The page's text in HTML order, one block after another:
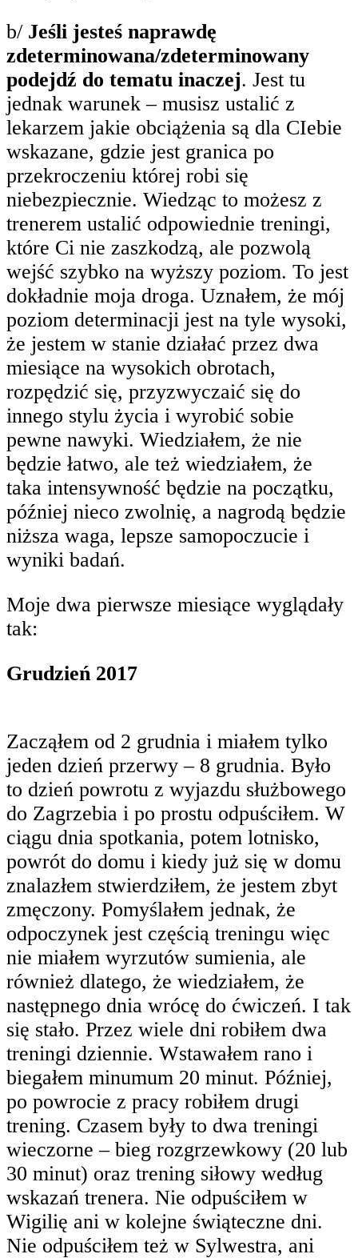
b/ Jeśli jesteś naprawdę
zdeterminowana/zdeterminowany
podejdź do tematu inaczej. Jest tu
jednak warunek – musisz ustalić z
lekarzem jakie obciążenia są dla CIebie
wskazane, gdzie jest granica po
przekroczeniu której robi się
niebezpiecznie. Wiedząc to możesz z
trenerem ustalić odpowiednie treningi,
które Ci nie zaszkodzą, ale pozwolą
wejść szybko na wyższy poziom. To jest
dokładnie moja droga. Uznałem, że mój
poziom determinacji jest na tyle wysoki,
że jestem w stanie działać przez dwa
miesiące na wysokich obrotach,
rozpędzić się, przyzwyczaić się do
innego stylu życia i wyrobić sobie
pewne nawyki. Wiedziałem, że nie
będzie łatwo, ale też wiedziałem, że
taka intensywność będzie na początku,
później nieco zwolnię, a nagrodą będzie
niższa waga, lepsze samopoczucie i
wyniki badań.
Moje dwa pierwsze miesiące wyglądały
tak:
Grudzień 2017
Zacząłem od 2 grudnia i miałem tylko
jeden dzień przerwy – 8 grudnia. Było
to dzień powrotu z wyjazdu służbowego
do Zagrzebia i po prostu odpuściłem. W
ciągu dnia spotkania, potem lotnisko,
powrót do domu i kiedy już się w domu
znalazłem stwierdziłem, że jestem zbyt
zmęczony. Pomyślałem jednak, że
odpoczynek jest częścią treningu więc
nie miałem wyrzutów sumienia, ale
również dlatego, że wiedziałem, że
następnego dnia wrócę do ćwiczeń. I tak
się stało. Przez wiele dni robiłem dwa
treningi dziennie. Wstawałem rano i
biegałem minumum 20 minut. Później,
po powrocie z pracy robiłem drugi
trening. Czasem były to dwa treningi
wieczorne – bieg rozgrzewkowy (20 lub
30 minut) oraz trening siłowy według
wskazań trenera. Nie odpuściłem w
Wigilię ani w kolejne świąteczne dni.
Nie odpuściłem też w Sylwestra, ani